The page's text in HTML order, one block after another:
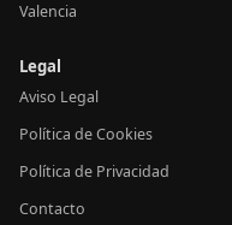
Valencia
Legal
Aviso Legal
Política de Cookies
Política de Privacidad
Contacto